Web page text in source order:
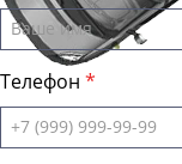
Телефон